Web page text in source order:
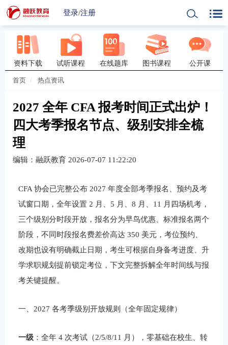
登录/注册
资料下载 试听课程 在线题库 图书课程 公开课
首页 热点资讯
2027 全年 CFA 报考时间正式出炉！
四大考季报名节点、级别安排全梳
理
编辑：融跃教育 2026-07-07 11:22:20
CFA 协会已完整公布 2027 年度全部考季报名、预约及考
试窗口期，全年设置 2 月、5 月、8 月、11 月四场机考，
三个级别分时段开放，报名分为早鸟优惠、标准报名两个
阶段，不同时段报名费差价高达 350 美元，考位预约、
改期也设有明确截止日期，考生可根据自身备考进度、升
学求职规划提前锁定考位，下文完整拆解全年时间线与报
考关键提醒。
一、2027 各考季级别开放规则（全年固定规律）
一级 ：全年 4 次考试（2/5/8/11 月），零基础在校生、转